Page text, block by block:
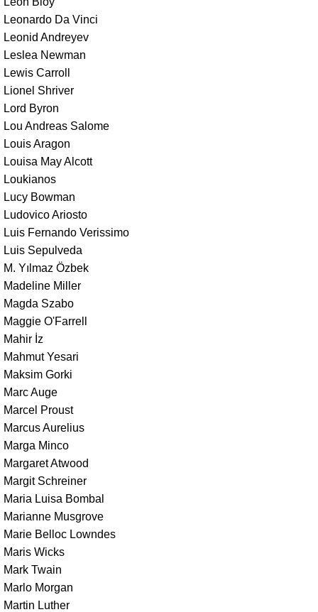
Leonardo Da Vinci
Leonid Andreyev
Leslea Newman
Lewis Carroll
Lionel Shriver
Lord Byron
Lou Andreas Salome
Louis Aragon
Louisa May Alcott
Loukianos
Lucy Bowman
Ludovico Ariosto
Luis Fernando Verissimo
Luis Sepulveda
M. Yılmaz Özbek
Madeline Miller
Magda Szabo
Maggie O'Farrell
Mahir İz
Mahmut Yesari
Maksim Gorki
Marc Auge
Marcel Proust
Marcus Aurelius
Marga Minco
Margaret Atwood
Margit Schreiner
Maria Luisa Bombal
Marianne Musgrove
Marie Belloc Lowndes
Maris Wicks
Mark Twain
Marlo Morgan
Martin Luther